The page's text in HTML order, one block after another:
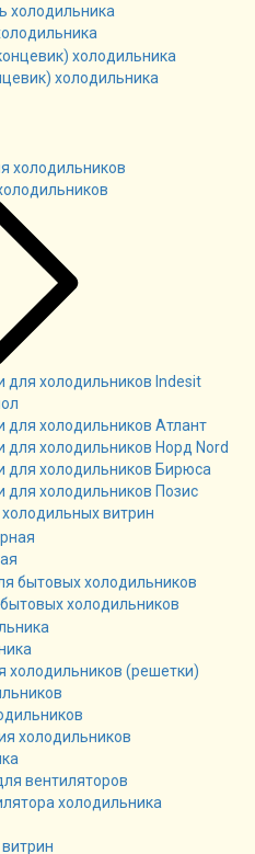
холодильника
для холодильников Indesit
для холодильников Атлант
для холодильников Норд Nord
для холодильников Бирюса
для холодильников Позис
витрин
холодильников
холодильников (решетки)
холодильников
вентиляторов
холодильника